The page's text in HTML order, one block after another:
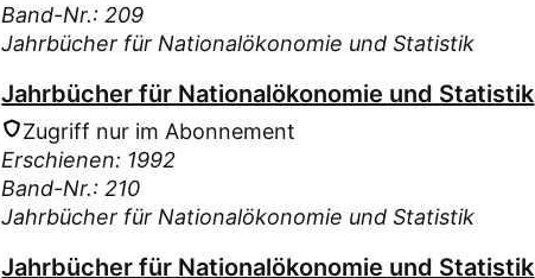
Band-Nr.: 209
Jahrbücher für Nationalökonomie und Statistik
Jahrbücher für Nationalökonomie und Statistik
Zugriff nur im Abonnement
Erschienen: 1992
Band-Nr.: 210
Jahrbücher für Nationalökonomie und Statistik
Jahrbücher für Nationalökonomie und Statistik